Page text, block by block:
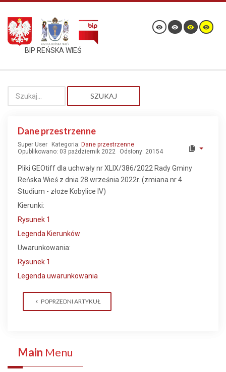
BIP REŃSKA WIEŚ
SZUKAJ
Dane przestrzenne
Super User Kategoria: Dane przestrzenne
Opublikowano: 03 październik 2022
Odsłony: 20154
Pliki GEOtiff dla uchwały nr XLIX/386/2022 Rady Gminy
Reńska Wieś z dnia 28 września 2022r. (zmiana nr 4
Studium - złoże Kobylice IV)
Kierunki:
Rysunek 1
Legenda Kierunków
Uwarunkowania:
Rysunek 1
Legenda uwarunkowania
POPRZEDNI ARTYKUŁ
Main Menu